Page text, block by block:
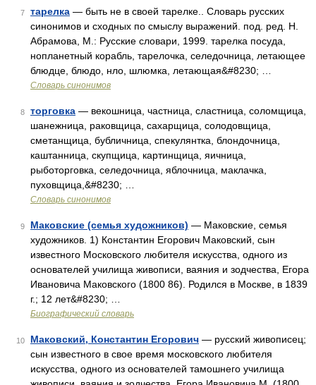
7 тарелка — быть не в своей тарелке.. Словарь русских
синонимов и сходных по смыслу выражений. под. ред. Н.
Абрамова, М.: Русские словари, 1999. тарелка посуда,
нопланетный корабль, тарелочка, селедочница, летающее
блюдце, блюдо, нло, шлюмка, летающая&#8230; …
Словарь синонимов
8 торговка — векошница, частница, сластница, соломщица,
шанежница, раковщица, сахарщица, солодовщица,
сметанщица, бубличница, спекулянтка, блондочница,
каштанница, скупщица, картинщица, яичница,
рыботорговка, селедочница, яблочница, маклачка,
пуховщица,&#8230; …
Словарь синонимов
9 Маковские (семья художников) — Маковские, семья
художников. 1) Константин Егорович Маковский, сын
известного Московского любителя искусства, одного из
основателей училища живописи, ваяния и зодчества, Егора
Ивановича Маковского (1800 86). Родился в Москве, в 1839
г.; 12 лет&#8230; …
Биографический словарь
10 Маковский, Константин Егорович — русский живописец;
сын известного в свое время московского любителя
искусства, одного из основателей тамошнего училища